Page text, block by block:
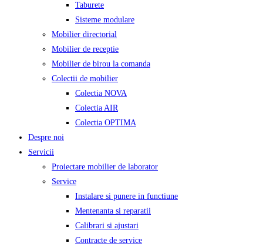
Taburete
Sisteme modulare
Mobilier directorial
Mobilier de receptie
Mobilier de birou la comanda
Colectii de mobilier
Colectia NOVA
Colectia AIR
Colectia OPTIMA
Despre noi
Servicii
Proiectare mobilier de laborator
Service
Instalare si punere in functiune
Mentenanta si reparatii
Calibrari si ajustari
Contracte de service